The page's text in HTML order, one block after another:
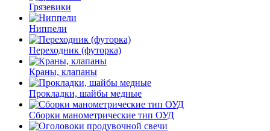
Грязевики
Ниппели
Переходник (футорка)
Краны, клапаны
Прокладки, шайбы медные
Сборки манометрические тип ОУД